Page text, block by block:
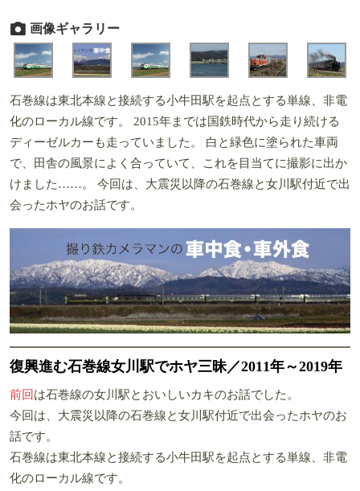
画像ギャラリー
石巻線は東北本線と接続する小牛田駅を起点とする単線、非電
化のローカル線です。 2015年までは国鉄時代から走り続ける
ディーゼルカーも走っていました。 白と緑色に塗られた車両
で、田舎の風景によく合っていて、これを目当てに撮影に出か
けました……。 今回は、大震災以降の石巻線と女川駅付近で出
会ったホヤのお話です。
復興進む石巻線女川駅でホヤ三昧／2011年～2019年
前回 は石巻線の女川駅とおいしいカキのお話でした。
今回は、大震災以降の石巻線と女川駅付近で出会ったホヤのお
話です。
石巻線は東北本線と接続する小牛田駅を起点とする単線、非電
化のローカル線です。